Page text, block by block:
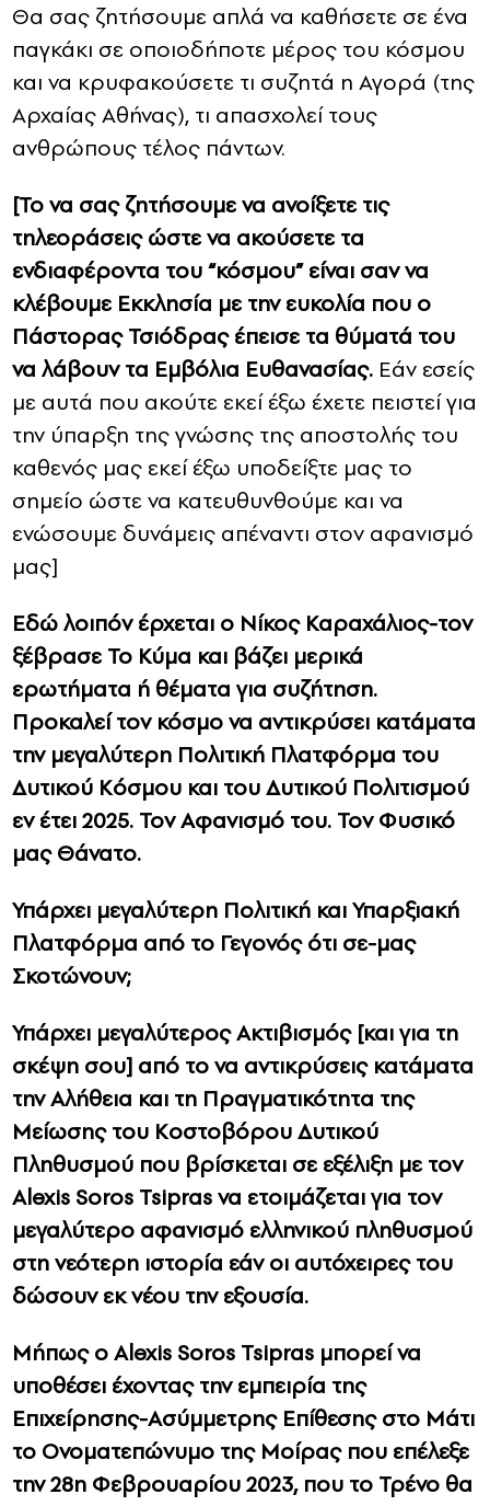
Θα σας ζητήσουμε απλά να καθήσετε σε ένα
παγκάκι σε οποιοδήποτε μέρος του κόσμου
και να κρυφακούσετε τι συζητά η Αγορά (της
Αρχαίας Αθήνας), τι απασχολεί τους
ανθρώπους τέλος πάντων.
[Το να σας ζητήσουμε να ανοίξετε τις
τηλεοράσεις ώστε να ακούσετε τα
ενδιαφέροντα του “κόσμου” είναι σαν να
κλέβουμε Εκκλησία με την ευκολία που ο
Πάστορας Τσιόδρας έπεισε τα θύματά του
να λάβουν τα Εμβόλια Ευθανασίας. Εάν εσείς
με αυτά που ακούτε εκεί έξω έχετε πειστεί για
την ύπαρξη της γνώσης της αποστολής του
καθενός μας εκεί έξω υποδείξτε μας το
σημείο ώστε να κατευθυνθούμε και να
ενώσουμε δυνάμεις απέναντι στον αφανισμό
μας]
Εδώ λοιπόν έρχεται ο Νίκος Καραχάλιος-τον
ξέβρασε Το Κύμα και βάζει μερικά
ερωτήματα ή θέματα για συζήτηση.
Προκαλεί τον κόσμο να αντικρύσει κατάματα
την μεγαλύτερη Πολιτική Πλατφόρμα του
Δυτικού Κόσμου και του Δυτικού Πολιτισμού
εν έτει 2025. Τον Αφανισμό του. Τον Φυσικό
μας Θάνατο.
Υπάρχει μεγαλύτερη Πολιτική και Υπαρξιακή
Πλατφόρμα από το Γεγονός ότι σε-μας
Σκοτώνουν;
Υπάρχει μεγαλύτερος Ακτιβισμός [και για τη
σκέψη σου] από το να αντικρύσεις κατάματα
την Αλήθεια και τη Πραγματικότητα της
Μείωσης του Κοστοβόρου Δυτικού
Πληθυσμού που βρίσκεται σε εξέλιξη με τον
Alexis Soros Tsipras να ετοιμάζεται για τoν
μεγαλύτερο αφανισμό ελληνικού πληθυσμού
στη νεότερη ιστορία εάν οι αυτόχειρες του
δώσουν εκ νέου την εξουσία.
Μήπως ο Alexis Soros Tsipras μπορεί να
υποθέσει έχοντας την εμπειρία της
Επιχείρησης-Ασύμμετρης Επίθεσης στο Μάτι
το Ονοματεπώνυμο της Μοίρας που επέλεξε
την 28η Φεβρουαρίου 2023, που το Τρένο θα